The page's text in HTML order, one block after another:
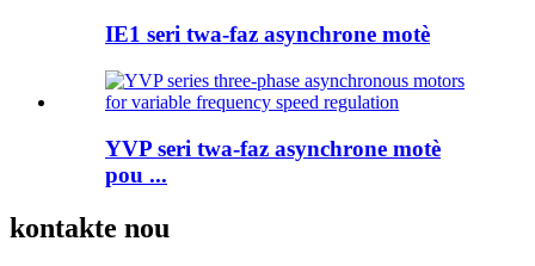
IE1 seri twa-faz asynchrone motè
YVP seri twa-faz asynchrone motè
pou ...
kontakte nou